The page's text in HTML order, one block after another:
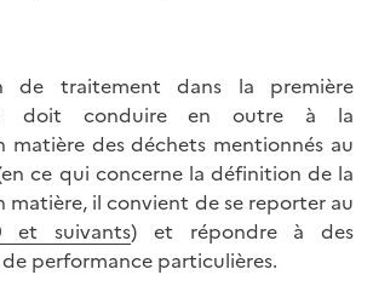
de traitement dans la première
doit conduire en outre à la
matière des déchets mentionnés au
ce qui concerne la définition de la
matière, il convient de se reporter au
et suivants) et répondre à des
performance particulières.